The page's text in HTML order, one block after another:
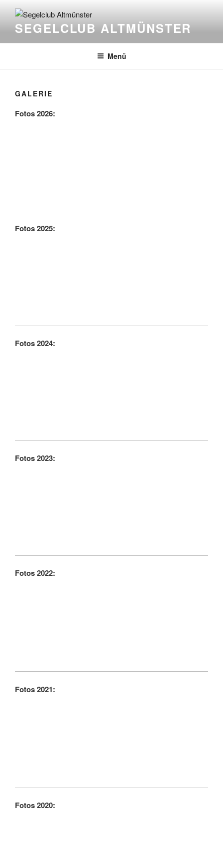
Inhalt
springenSEGELCLUB ALTMÜNSTER
Menü
GALERIE
Fotos 2026:
Fotos 2025:
Fotos 2024:
Fotos 2023:
Fotos 2022:
Fotos 2021:
Fotos 2020: